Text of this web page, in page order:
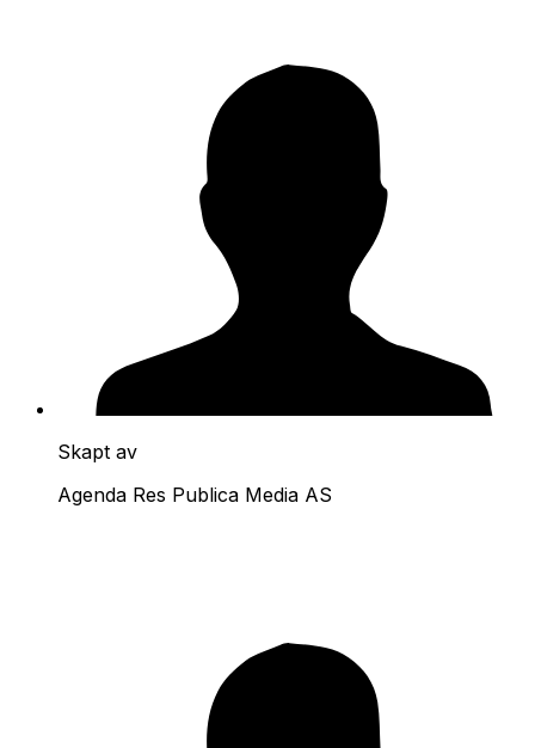
Skapt av
Agenda Res Publica Media AS